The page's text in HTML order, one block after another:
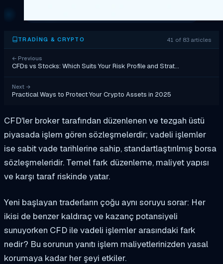
TRADING & CRYPTO 41 of 83 articles
← Previous
CFDs vs Stocks: Which Suits Your Risk Profile and Strat…
Next →
Practical Ways to Protect Your Crypto Assets in 2025
CFD'ler broker tarafından düzenlenen ve tezgah üstü
piyasada işlem gören sözleşmelerdir; vadeli işlemler
ise sabit vade tarihlerine sahip, standartlaştırılmış borsa
sözleşmeleridir. Temel fark düzenleme, maliyet yapısı
ve karşı taraf riskinde yatar.
Yeni başlayan traderların çoğu aynı soruyu sorar: Her
ikisi de benzer kaldıraç ve kazanç potansiyeli
sunuyorken CFD ile vadeli işlemler arasındaki fark
nedir? Bu sorunun yanıtı işlem maliyetlerinizden yasal
korumaya kadar her şeyi etkiler.